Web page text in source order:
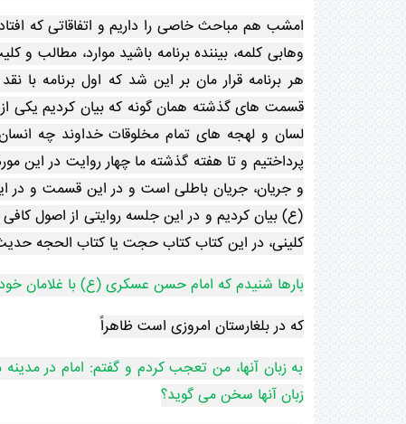
امشب هم مباحث خاصی را داریم و اتفاقاتی که
وهابی کلمه، بیننده برنامه باشید موارد، مطالب
هر برنامه قرار مان بر این شد که اول برنامه
قسمت های گذشته همان گونه که بیان کردیم یکی
لسان و لهجه های تمام مخلوقات خداوند چه
پرداختیم و تا هفته گذشته ما چهار روایت در
و جریان، جریان باطلی است و در این قسمت و در
(ع) بیان کردیم و در این جلسه روایتی از اصول
کلینی، در این کتاب کتاب حجت یا کتاب الحجه حدیث شماره 11 حدیث بسیار زیبا و قشنگی
بارها شنیدم که امام حسن عسکری (ع) با غلامان
که در بلغارستان امروزی است ظاهراً
به زبان آنها، من تعجب کردم و گفتم: امام در
زبان آنها سخن می گوید؟